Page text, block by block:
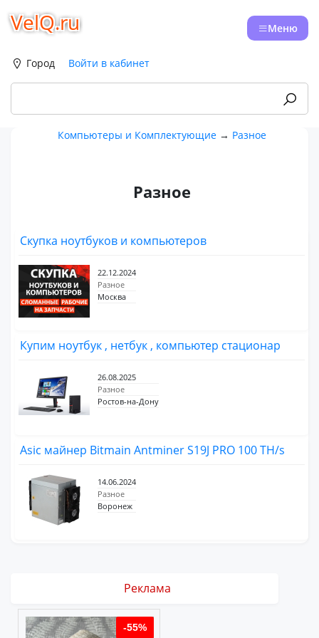
VelQ.ru Меню
Город Войти в кабинет
Компьютеры и Комплектующие→ Разное
Разное
Скупка ноутбуков и компьютеров
22.12.2024
Разное
Москва
Купим ноутбук , нетбук , компьютер стационар
26.08.2025
Разное
Ростов-на-Дону
Asic майнер Bitmain Antminer S19J PRO 100 TH/s
14.06.2024
Разное
Воронеж
Реклама
-55%